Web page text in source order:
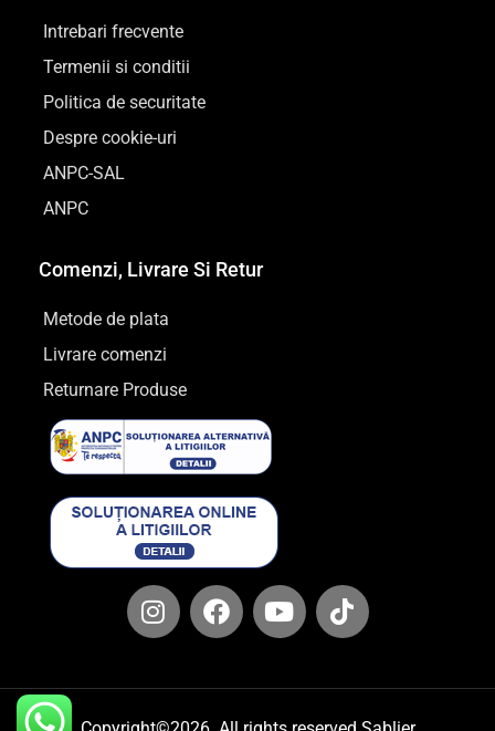
Intrebari frecvente
Termenii si conditii
Politica de securitate
Despre cookie-uri
ANPC-SAL
ANPC
Comenzi, Livrare Si Retur
Metode de plata
Livrare comenzi
Returnare Produse